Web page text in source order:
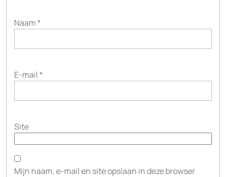
Naam*
E-mail*
Site
Mijn naam, e-mail en site opslaan in deze browser